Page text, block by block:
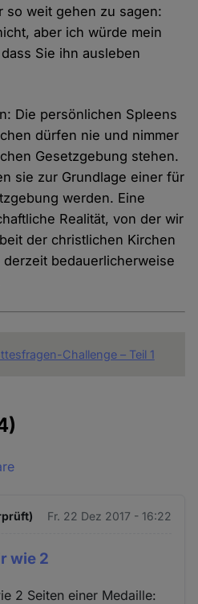
so weit gehen zu sagen:
aber ich würde mein
Sie ihn ausleben
Die persönlichen Spleens
dürfen nie und nimmer
Gesetzgebung stehen.
sie zur Grundlage einer für
werden. Eine
Realität, von der wir
der christlichen Kirchen
bedauerlicherweise
Challenge – Teil 1
Fr. 22 Dez 2017 - 16:22
wie 2
2 Seiten einer Medaille: